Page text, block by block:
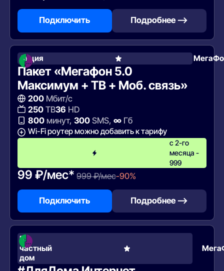
Подключить Подробнее —>
Акция
Пакет «Мегафон 5.0
Максимум + ТВ + Моб. связь»
200Мбит/с
250ТВ36 HD
800минут, 300SMS, ∞Гб
Wi-Fi роутер можно добавить к тарифу
с 2-го
месяца -
999
99 ₽/мес* 999 ₽/мес-90%
Подключить Подробнее —>
В
частный
дом